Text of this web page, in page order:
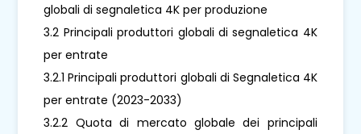
globali di segnaletica 4K per produzione
3.2 Principali produttori globali di segnaletica 4K
per entrate
3.2.1 Principali produttori globali di Segnaletica 4K
per entrate (2023-2033)
3.2.2 Quota di mercato globale dei principali